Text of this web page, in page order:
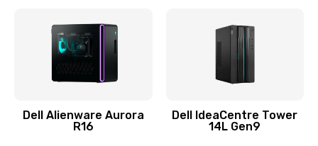
Ремонт разъема питания
Dell Alienware Aurora
R16
Dell IdeaCentre Tower
14L Gen9